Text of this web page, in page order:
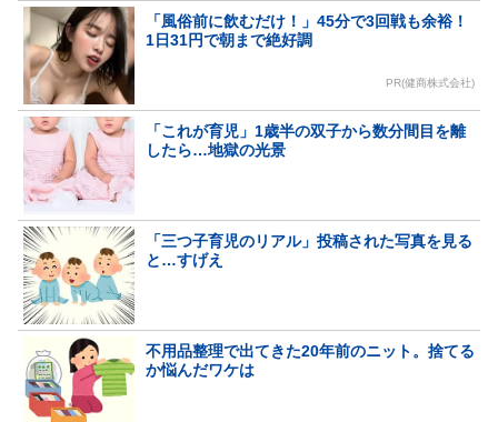
「風俗前に飲むだけ！」45分で3回戦も余裕！
1日31円で朝まで絶好調
PR(健商株式会社)
「これが育児」1歳半の双子から数分間目を離
したら…地獄の光景
「三つ子育児のリアル」投稿された写真を見る
と…すげえ
不用品整理で出てきた20年前のニット。捨てる
か悩んだワケは